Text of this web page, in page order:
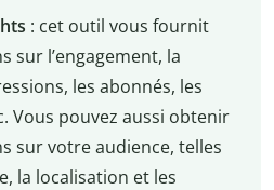
: cet outil vous fournit
sur l’engagement, la
les abonnés, les
Vous pouvez aussi obtenir
sur votre audience, telles
la localisation et les